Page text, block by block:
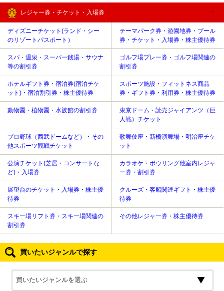
レジャー券・チケット・入場券
ディズニーチケット(ランド・シー
のリゾートパスポート）
テーマパーク券・遊園地券・プール
券・チケット・入場券・株主優待券
スパ・温泉・スーパー銭湯・サウナ
等の割引券
ゴルフ場プレー券・ゴルフ場関連の
割引券
ホテルギフト券・宿泊券(宿泊チケ
ット)・宿泊割引券・株主優待券
スポーツ施設・フィットネス商品
券・ギフト券・利用券・株主優待券
動物園・植物園・水族館の割引券
東京ドーム・読売ジャイアンツ（巨
人戦）チケット
プロ野球（西武ドームなど）・その
他スポーツ観戦チケット
歌舞伎座・新橋演舞場・明治座チケ
ット
公演チケット(芝居・コンサートな
ど)・入場券
カラオケ・ボウリング他室内レジャ
ー券・割引券
展望台のチケット・入場券・株主優
待券
クルーズ・客船関連ギフト・株主優
待券
スキー場リフト券・スキー場関連の
割引券
その他レジャー券・株主優待券
買いたいジャンルで探す